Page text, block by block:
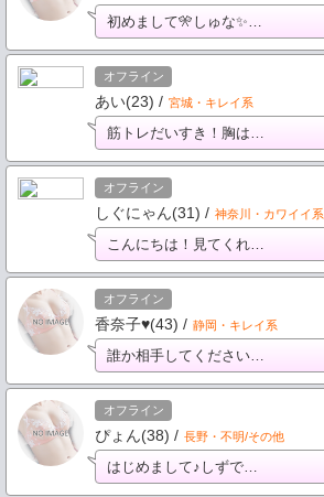
初めまして🎌しゅな✨…
オフライン
あい(23) / 宮城・キレイ系
筋トレだいすき！胸は…
オフライン
しぐにゃん(31) / 神奈川・カワイイ系
こんにちは！見てくれ…
オフライン
香奈子♥️(43) / 静岡・キレイ系
誰か相手してください…
オフライン
ぴょん(38) / 長野・不明/その他
はじめまして♪しずで…